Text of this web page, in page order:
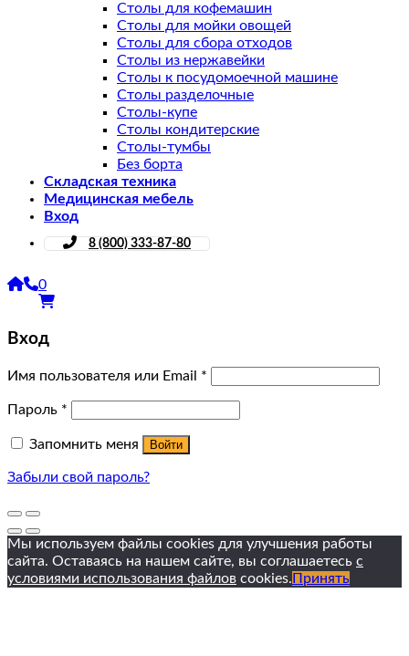
Столы для кофемашин
Столы для мойки овощей
Столы для сбора отходов
Столы из нержавейки
Столы к посудомоечной машине
Столы разделочные
Столы-купе
Столы кондитерские
Столы-тумбы
Без борта
Складская техника
Медицинская мебель
Вход
8 (800) 333-87-80
0
Вход
Имя пользователя или Email *
Пароль *
Запомнить меня Войти
Забыли свой пароль?
Мы используем файлы cookies для улучшения работы
сайта. Оставаясь на нашем сайте, вы соглашаетесь с
условиями использования файлов cookies. Принять